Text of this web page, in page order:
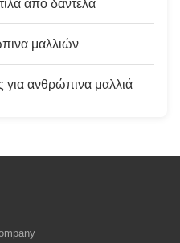
από δαντέλα
μαλλιών
ανθρώπινα μαλλιά